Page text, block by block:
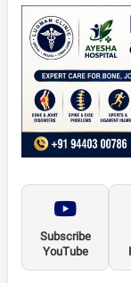
Subscribe
YouTube